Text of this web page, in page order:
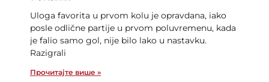
Uloga favorita u prvom kolu je opravdana, iako
posle odlične partije u prvom poluvremenu, kada
je falio samo gol, nije bilo lako u nastavku.
Razigrali
Прочитајте више »